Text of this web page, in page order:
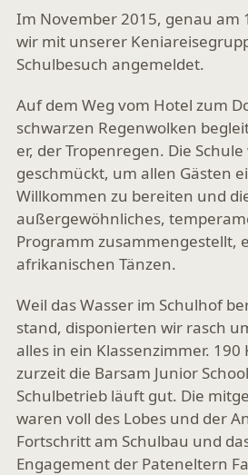
Im November 2015, genau am
wir mit unserer
Schulbesuch angemeldet.
Auf dem Weg vom Hotel zum
schwarzen Regenwolken
er, der Tropenregen. Die
geschmückt, um allen Gästen
Willkommen zu bereiten und
außergewöhnliches,
Programm zusammengestellt,
afrikanischen Tänzen.
Weil das Wasser im Schulhof
stand, disponierten wir rasch
alles in ein Klassenzimmer. 190
zurzeit die Barsam Junior
Schulbetrieb läuft gut. Die
waren voll des Lobes und der
Fortschritt am Schulbau und
Engagement der Pateneltern